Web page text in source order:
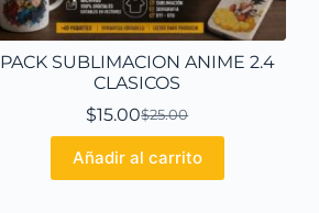
PACK SUBLIMACION ANIME 2.4
CLASICOS
$25.00
$15.00
Añadir al carrito